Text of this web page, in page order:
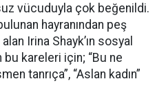
vücuduyla çok beğenildi.
hayranından peş
Irina Shayk’ın sosyal
bu kareleri için; “Bu ne
tanrıça”, “Aslan kadın”